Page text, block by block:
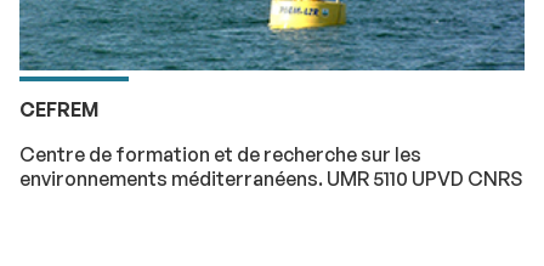
CEFREM
Centre de formation et de recherche sur les
environnements méditerranéens. UMR 5110 UPVD CNRS